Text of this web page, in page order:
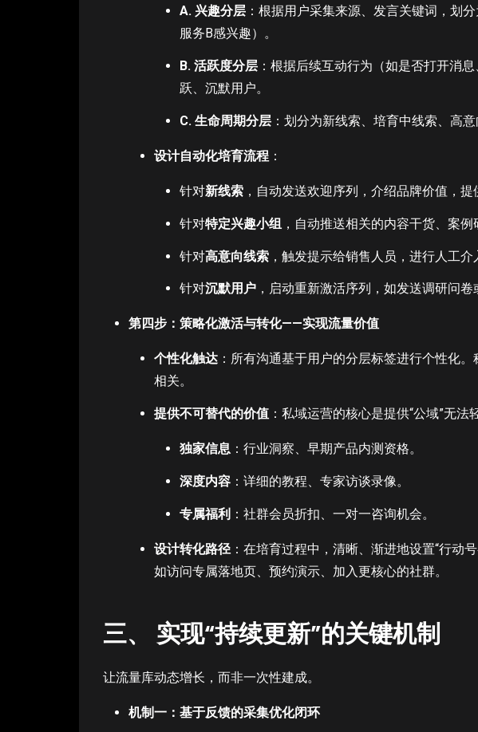
A. 兴趣分层 ：根据用户采集来源、发言关键词，划
服务B感兴趣）。
B. 活跃度分层 ：根据后续互动行为（如是否打开消
跃、沉默用户。
C. 生命周期分层 ：划分为新线索、培育中线索、高意
设计自动化培育流程 ：
针对新线索 ，自动发送欢迎序列，介绍品牌价值，提
针对特定兴趣小组 ，自动推送相关的内容干货、案例
针对高意向线索 ，触发提示给销售人员，进行人工介
针对沉默用户 ，启动重新激活序列，如发送调研问卷
第四步：策略化激活与转化——实现流量价值
个性化触达 ：所有沟通基于用户的分层标签进行个性化
相关。
提供不可替代的价值 ：私域运营的核心是提供“公域”无法
独家信息 ：行业洞察、早期产品内测资格。
深度内容 ：详细的教程、专家访谈录像。
专属福利 ：社群会员折扣、一对一咨询机会。
设计转化路径 ：在培育过程中，清晰、渐进地设置“行动
如访问专属落地页、预约演示、加入更核心的社群。
三、 实现“持续更新”的关键机制
让流量库动态增长，而非一次性建成。
机制一：基于反馈的采集优化闭环